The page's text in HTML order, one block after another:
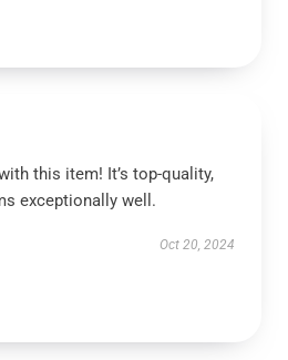
this item! It’s top-quality,
exceptionally well.
Oct 20, 2024